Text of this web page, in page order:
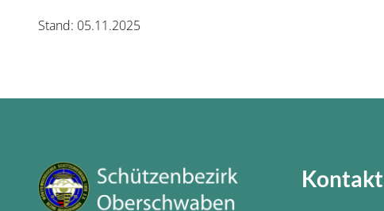
Stand: 05.11.2025
Kontakt